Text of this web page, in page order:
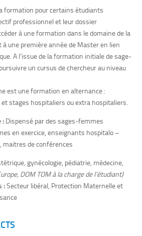
formation pour certains étudiants
professionnel et leur dossier
à une formation dans le domaine de la
une première année de Master en lien
A l’issue de la formation initiale de sage-
un cursus de chercheur au niveau
est une formation en alternance :
stages hospitaliers ou extra hospitaliers.
: Dispensé par des sages-femmes
en exercice, enseignants hospitalo –
de conférences
gynécologie, pédiatrie, médecine,
DOM TOM à la charge de l’étudiant)
:Secteur libéral, Protection Maternelle et